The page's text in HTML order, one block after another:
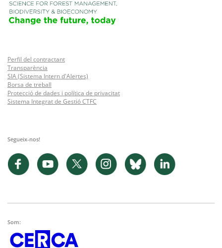
Perfil del contractant
Transparència
SIA (Sistema Intern d'Alertes)
Borsa de treball
Protecció de dades i política de privacitat
Sistema Integrat de Gestió CTFC
Segueix-nos!
Som: